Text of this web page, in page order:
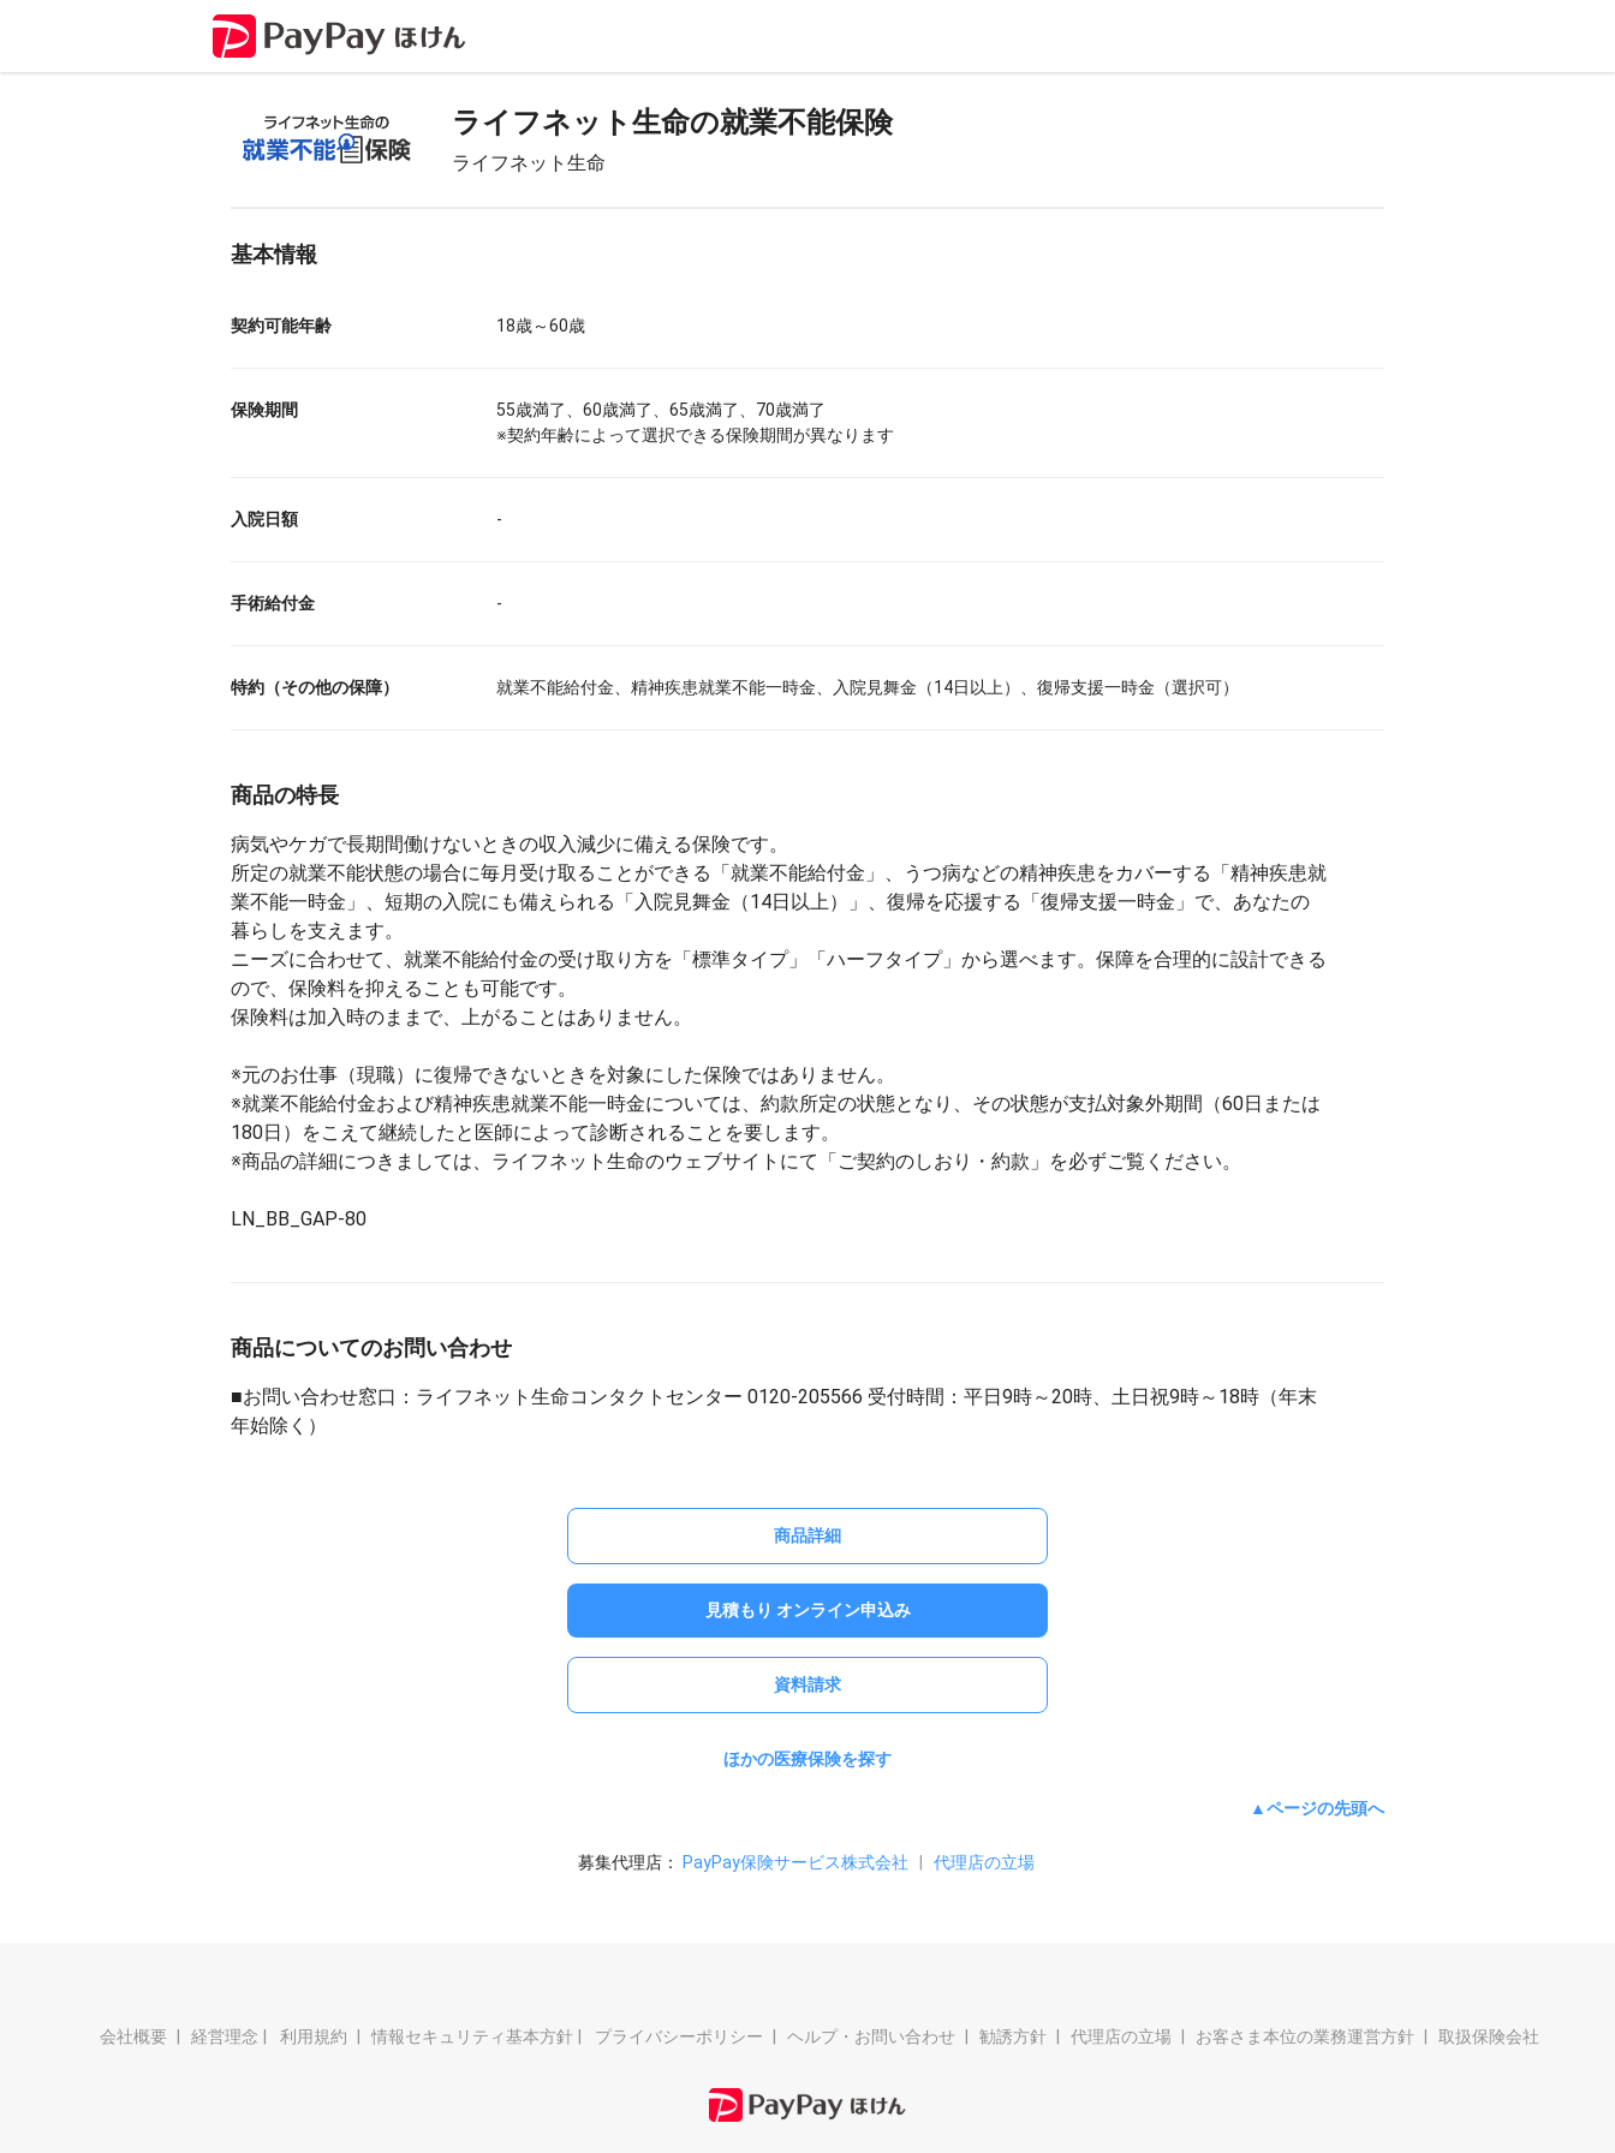
ライフネット生命の就業不能保険
ライフネット生命
基本情報
契約可能年齢 18歳～60歳
保険期間
55歳満了、60歳満了、65歳満了、70歳満了
※契約年齢によって選択できる保険期間が異なります
入院日額 -
手術給付金 -
特約（その他の保障） 就業不能給付金、精神疾患就業不能一時金、入院見舞金（14日以上）、復帰支援一時金（選択可）
商品の特長
病気やケガで長期間働けないときの収入減少に備える保険です。
所定の就業不能状態の場合に毎月受け取ることができる「就業不能給付金」、うつ病などの精神疾患をカバーする「精神疾患就
業不能一時金」、短期の入院にも備えられる「入院見舞金（14日以上）」、復帰を応援する「復帰支援一時金」で、あなたの
暮らしを支えます。
ニーズに合わせて、就業不能給付金の受け取り方を「標準タイプ」「ハーフタイプ」から選べます。保障を合理的に設計できる
ので、保険料を抑えることも可能です。
保険料は加入時のままで、上がることはありません。
※元のお仕事（現職）に復帰できないときを対象にした保険ではありません。
※就業不能給付金および精神疾患就業不能一時金については、約款所定の状態となり、その状態が支払対象外期間（60日または
180日）をこえて継続したと医師によって診断されることを要します。
※商品の詳細につきましては、ライフネット生命のウェブサイトにて「ご契約のしおり・約款」を必ずご覧ください。
LN_BB_GAP-80
商品についてのお問い合わせ
■お問い合わせ窓口：ライフネット生命コンタクトセンター 0120-205566 受付時間：平日9時～20時、土日祝9時～18時（年末
年始除く）
商品詳細
見積もり オンライン申込み
資料請求
ほかの医療保険を探す
▲ページの先頭へ
募集代理店： PayPay保険サービス株式会社 代理店の立場
会社概要 経営理念 利用規約 情報セキュリティ基本方針 プライバシーポリシー ヘルプ・お問い合わせ 勧誘方針 代理店の立場 お客さま本位の業務運営方針 取扱保険会社